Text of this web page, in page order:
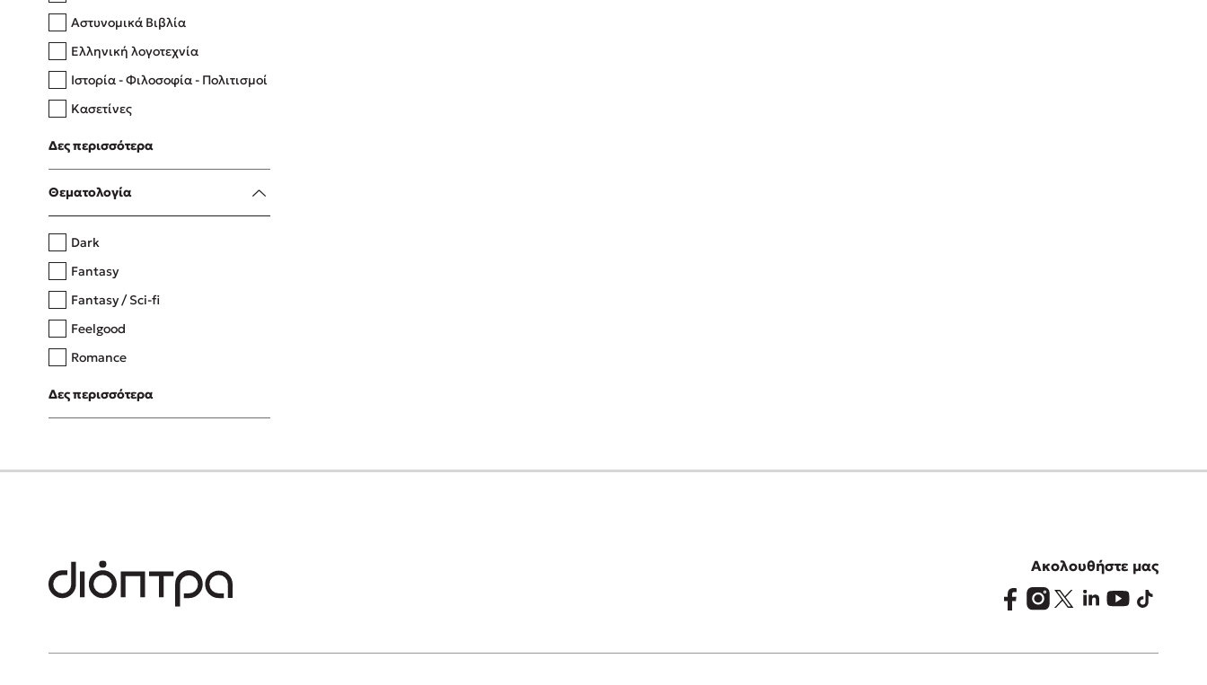
Δανάη Δεληγεώργη
Πάνω, κάτω, μπροστά, πίσω
Η μέθοδος Αφήστε τους
Αστυνομικά Βιβλία
Ελληνική λογοτεχνία
Ιστορία - Φιλοσοφία - Πολιτισμοί
Κασετίνες
Λευκώματα - Έγχρωμοι οδηγοί
Μαγειρική
Δες περισσότερα
Θεματολογία
Dark
Fantasy
Fantasy / Sci-fi
Feelgood
Romance
Upmarket
Young Adult
Δες περισσότερα
Ακολουθήστε μας